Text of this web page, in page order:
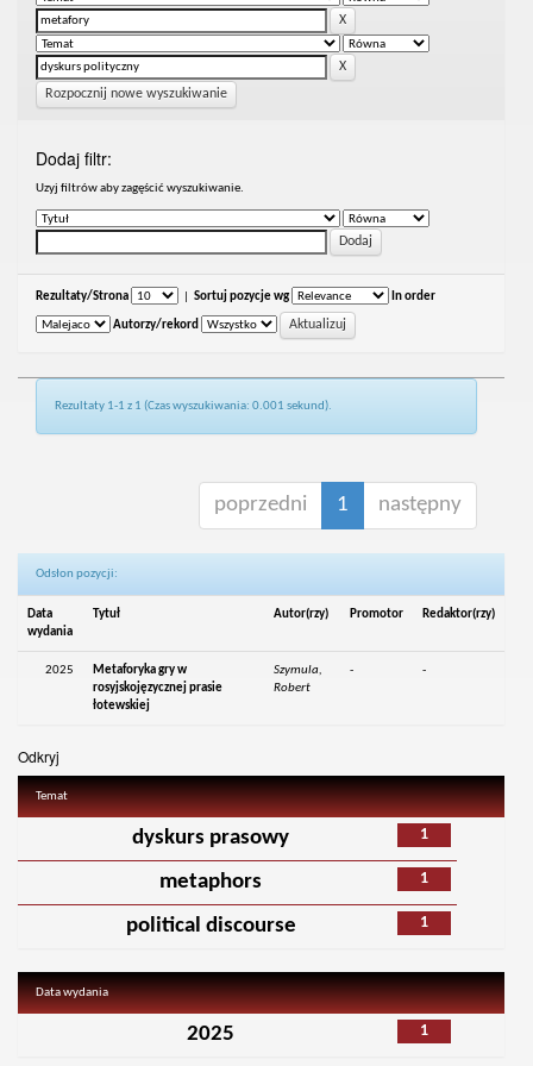
Rozpocznij nowe wyszukiwanie
Dodaj filtr:
Uzyj filtrów aby zagęścić wyszukiwanie.
Rezultaty/Strona Sortuj pozycje wg In order
Autorzy/rekord
Rezultaty 1-1 z 1 (Czas wyszukiwania: 0.001 sekund).
poprzedni 1 następny
Odsłon pozycji:
Data
wydania
Tytuł Autor(rzy) Promotor Redaktor(rzy)
2025
Metaforyka gry w
rosyjskojęzycznej prasie
łotewskiej
Szymula,
Robert
- -
Odkryj
Temat
1
dyskurs prasowy
1
metaphors
1
political discourse
Data wydania
1
2025